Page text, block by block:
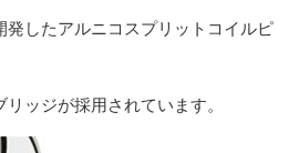
発したアルニコスプリットコイルピ
ッジが採用されています。